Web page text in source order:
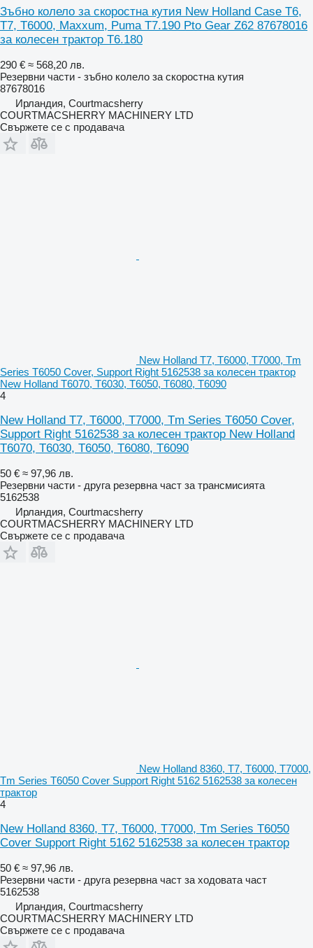
Зъбно колело за скоростна кутия New Holland Case T6,
T7, T6000, Maxxum, Puma T7.190 Pto Gear Z62 87678016
за колесен трактор T6.180
290 € ≈ 568,20 лв.
Резервни части - зъбно колело за скоростна кутия
87678016
Ирландия, Courtmacsherry
COURTMACSHERRY MACHINERY LTD
Свържете се с продавача
New Holland T7, T6000, T7000, Tm
Series T6050 Cover, Support Right 5162538 за колесен трактор
New Holland T6070, T6030, T6050, T6080, T6090
4
New Holland T7, T6000, T7000, Tm Series T6050 Cover,
Support Right 5162538 за колесен трактор New Holland
T6070, T6030, T6050, T6080, T6090
50 € ≈ 97,96 лв.
Резервни части - друга резервна част за трансмисията
5162538
Ирландия, Courtmacsherry
COURTMACSHERRY MACHINERY LTD
Свържете се с продавача
New Holland 8360, T7, T6000, T7000,
Tm Series T6050 Cover Support Right 5162 5162538 за колесен
трактор
4
New Holland 8360, T7, T6000, T7000, Tm Series T6050
Cover Support Right 5162 5162538 за колесен трактор
50 € ≈ 97,96 лв.
Резервни части - друга резервна част за ходовата част
5162538
Ирландия, Courtmacsherry
COURTMACSHERRY MACHINERY LTD
Свържете се с продавача